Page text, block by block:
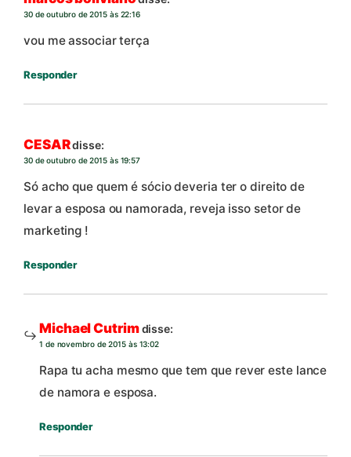
30 de outubro de 2015 às 22:16
vou me associar terça
Responder
CESARdisse:
30 de outubro de 2015 às 19:57
Só acho que quem é sócio deveria ter o direito de
levar a esposa ou namorada, reveja isso setor de
marketing !
Responder
Michael Cutrimdisse:
1 de novembro de 2015 às 13:02
Rapa tu acha mesmo que tem que rever este lance
de namora e esposa.
Responder